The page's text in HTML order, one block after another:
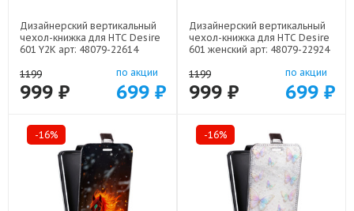
Дизайнерский вертикальный
чехол-книжка для HTC Desire
601 Y2K арт: 48079-22614
1199
999 ₽
по акции
699 ₽
Дизайнерский вертикальный
чехол-книжка для HTC Desire
601 женский арт: 48079-22924
1199
999 ₽
по акции
699 ₽
-16% -16%